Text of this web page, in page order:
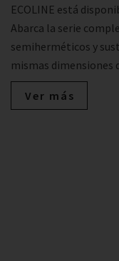
ECOLINE está
Abarca la serie
semiherméticos y
mismas dimensiones
Ver más